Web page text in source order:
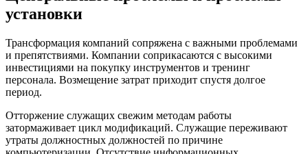
установки
Трансформация компаний сопряжена с важными проблемами
и препятствиями. Компании соприкасаются с высокими
инвестициями на покупку инструментов и тренинг
персонала. Возмещение затрат приходит спустя долгое
период.
Отторжение служащих свежим методам работы
затормаживает цикл модификаций. Служащие переживают
утраты должностных должностей по причине